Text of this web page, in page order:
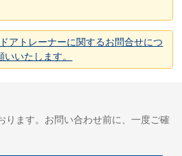
アトレーナーに関するお問合せにつ
いたします。
ります。お問い合わせ前に、一度ご確